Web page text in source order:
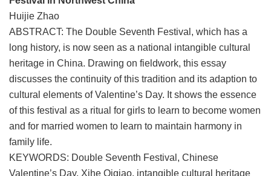
Huijie Zhao
ABSTRACT: The Double Seventh Festival, which has a
long history, is now seen as a national intangible cultural
heritage in China. Drawing on fieldwork, this essay
discusses the continuity of this tradition and its adaption to
cultural elements of Valentine’s Day. It shows the essence
of this festival as a ritual for girls to learn to become women
and for married women to learn to maintain harmony in
family life.
KEYWORDS: Double Seventh Festival, Chinese
Valentine’s Day, Xihe Qiqiao, intangible cultural heritage